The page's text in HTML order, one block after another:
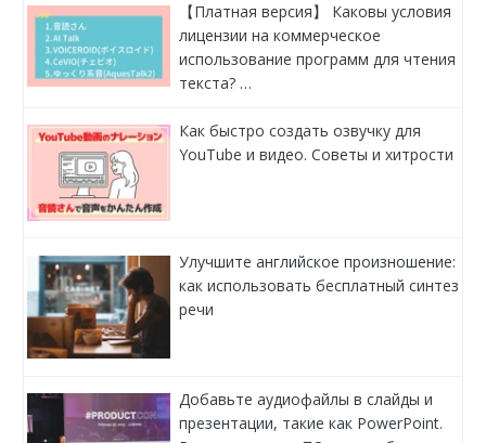
【Платная версия】 Каковы условия
лицензии на коммерческое
использование программ для чтения
текста? …
Как быстро создать озвучку для
YouTube и видео. Советы и хитрости
Улучшите английское произношение:
как использовать бесплатный синтез
речи
Добавьте аудиофайлы в слайды и
презентации, такие как PowerPoint.